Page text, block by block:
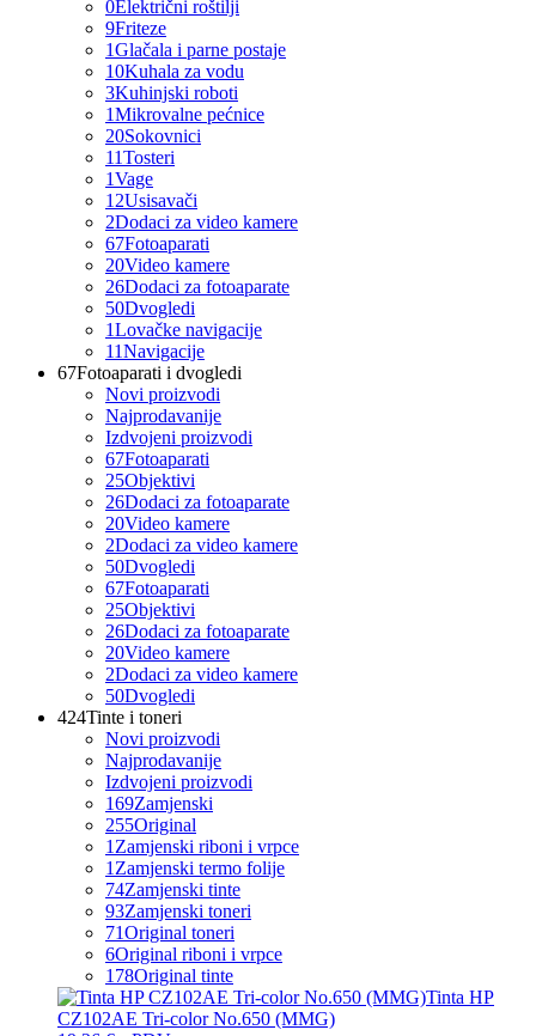
0Električni roštilji
9Friteze
1Glačala i parne postaje
10Kuhala za vodu
3Kuhinjski roboti
1Mikrovalne pećnice
20Sokovnici
11Tosteri
1Vage
12Usisavači
2Dodaci za video kamere
67Fotoaparati
20Video kamere
26Dodaci za fotoaparate
50Dvogledi
1Lovačke navigacije
11Navigacije
67Fotoaparati i dvogledi
Novi proizvodi
Najprodavanije
Izdvojeni proizvodi
67Fotoaparati
25Objektivi
26Dodaci za fotoaparate
20Video kamere
2Dodaci za video kamere
50Dvogledi
67Fotoaparati
25Objektivi
26Dodaci za fotoaparate
20Video kamere
2Dodaci za video kamere
50Dvogledi
424Tinte i toneri
Novi proizvodi
Najprodavanije
Izdvojeni proizvodi
169Zamjenski
255Original
1 Zamjenski riboni i vrpce
1 Zamjenski termo folije
74Zamjenski tinte
93Zamjenski toneri
71Original toneri
6Original riboni i vrpce
178Original tinte
Tinta HP
CZ102AE Tri-color No.650 (MMG)